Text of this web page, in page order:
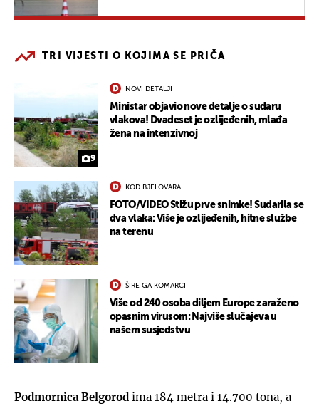
TRI VIJESTI O KOJIMA SE PRIČA
9
NOVI DETALJI
Ministar objavio nove detalje o sudaru
vlakova! Dvadeset je ozlijeđenih, mlađa
žena na intenzivnoj
KOD BJELOVARA
FOTO/VIDEO Stižu prve snimke! Sudarila se
dva vlaka: Više je ozlijeđenih, hitne službe
na terenu
ŠIRE GA KOMARCI
Više od 240 osoba diljem Europe zaraženo
opasnim virusom: Najviše slučajeva u
našem susjedstvu
Podmornica Belgorod ima 184 metra i 14.700 tona, a